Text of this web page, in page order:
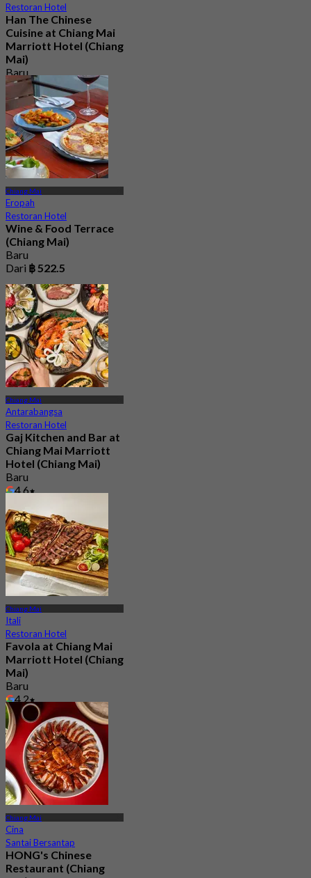
Restoran Hotel
Han The Chinese
Cuisine at Chiang Mai
Marriott Hotel (Chiang
Mai)
Baru
4.4
Dari฿ 297.5
Chiang Mai
Eropah
Restoran Hotel
Wine & Food Terrace
(Chiang Mai)
Baru
Dari ฿ 522.5
Chiang Mai
Antarabangsa
Restoran Hotel
Gaj Kitchen and Bar at
Chiang Mai Marriott
Hotel (Chiang Mai)
Baru
4.6
Chiang Mai
Itali
Restoran Hotel
Favola at Chiang Mai
Marriott Hotel (Chiang
Mai)
Baru
4.2
Dari
฿ 1,590
Chiang Mai
Cina
Santai Bersantap
HONG's Chinese
Restaurant (Chiang